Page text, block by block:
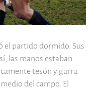
el partido dormido. Sus
las manos estaban
tesón y garra
del campo. El